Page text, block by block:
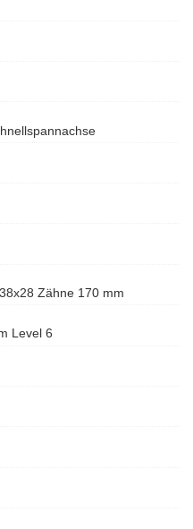
Zähne 170 mm
Level 6